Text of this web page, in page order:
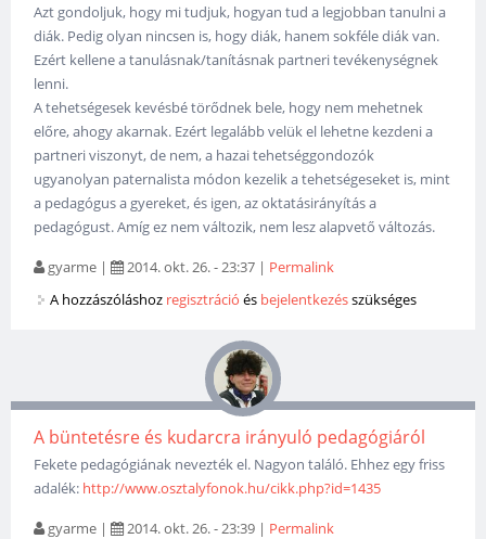
Azt gondoljuk, hogy mi tudjuk, hogyan tud a legjobban tanulni a
diák. Pedig olyan nincsen is, hogy diák, hanem sokféle diák van.
Ezért kellene a tanulásnak/tanításnak partneri tevékenységnek
lenni.
A tehetségesek kevésbé törődnek bele, hogy nem mehetnek
előre, ahogy akarnak. Ezért legalább velük el lehetne kezdeni a
partneri viszonyt, de nem, a hazai tehetséggondozók
ugyanolyan paternalista módon kezelik a tehetségeseket is, mint
a pedagógus a gyereket, és igen, az oktatásirányítás a
pedagógust. Amíg ez nem változik, nem lesz alapvető változás.
gyarme | 2014. okt. 26. - 23:37 | Permalink
A hozzászóláshoz regisztráció és bejelentkezésszükséges
A büntetésre és kudarcra irányuló pedagógiáról
Fekete pedagógiának nevezték el. Nagyon találó. Ehhez egy friss
adalék: http://www.osztalyfonok.hu/cikk.php?id=1435
gyarme | 2014. okt. 26. - 23:39 | Permalink